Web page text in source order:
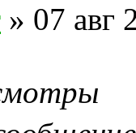
» 07 авг